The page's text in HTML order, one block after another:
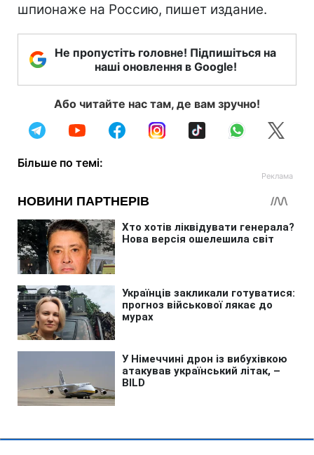
шпионаже на Россию, пишет издание.
Не пропустіть головне! Підпишіться на
наші оновлення в Google!
Або читайте нас там, де вам зручно!
Більше по темі: